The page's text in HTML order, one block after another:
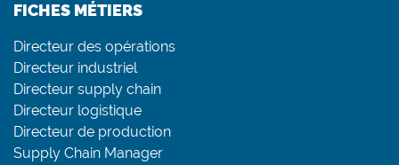
FICHES MÉTIERS
Directeur des opérations
Directeur industriel
Directeur supply chain
Directeur logistique
Directeur de production
Supply Chain Manager